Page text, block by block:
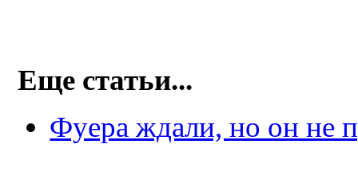
Еще статьи...
Фуера ждали, но он не